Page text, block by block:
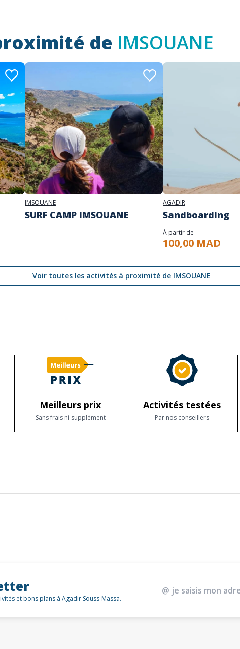
de IMSOUANE
IMSOUANE
SURF CAMP IMSOUANE
AGADIR
Sandboarding
À partir de
100,00 MAD
Voir toutes les activités à proximité de IMSOUANE
Meilleurs prix
Sans frais ni supplément
Activités testées
Par nos conseillers
et bons plans à Agadir Souss-Massa.